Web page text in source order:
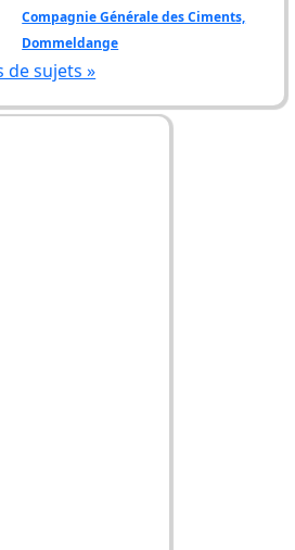
Compagnie Générale des Ciments,
Dommeldange
de sujets »